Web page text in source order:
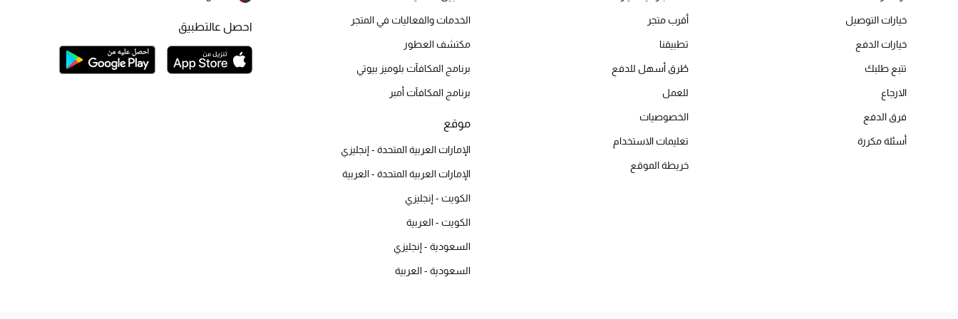
خيارات التوصيل
خيارات الدفع
تتبع طلبك
الارجاع
فرق الدفع
أسئلة مكررة
أقرب متجر
تطبيقنا
طُرق أسهل للدفع
للعمل
الخصوصيات
تعليمات الاستخدام
خريطة الموقع
الخدمات والفعاليات في المتجر
مكتشف العطور
برنامج المكافآت بلوميز بيوتي
برنامج المكافآت أمبر
موقع
الإمارات العربية المتحدة - إنجليزي
الإمارات العربية المتحدة - العربية
الكويت - إنجليزي
الكويت - العربية
السعودية - إنجليزي
السعودية - العربية
احصل عالتطبيق